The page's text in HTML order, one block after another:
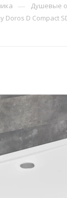
— Душевые
D Compact